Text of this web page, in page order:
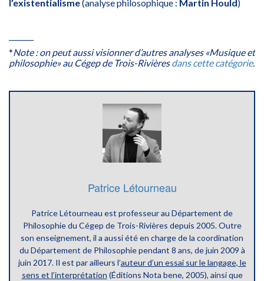
l’existentialisme(analyse philosophique : Martin Hould)
*Note : on peut aussi visionner d’autres analyses «Musique et
philosophie» au Cégep de Trois-Rivièresdans cette catégorie.
Patrice Létourneau
Patrice Létourneau est professeur au Département de
Philosophie du Cégep de Trois-Rivières depuis 2005. Outre
son enseignement, il a aussi été en charge de la coordination
du Département de Philosophie pendant 8 ans, de juin 2009 à
juin 2017. Il est par ailleurs l’auteur d’un essai sur le langage, le
sens et l’interprétation (Éditions Nota bene, 2005), ainsi que